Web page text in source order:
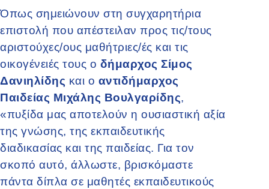
Όπως σημειώνουν στη συγχαρητήρια
επιστολή που απέστειλαν προς τις/τους
αριστούχες/ους μαθήτριες/ές και τις
οικογένειές τους ο δήμαρχος Σίμος
Δανιηλίδης και ο αντιδήμαρχος
Παιδείας Μιχάλης Βουλγαρίδης,
«πυξίδα μας αποτελούν η ουσιαστική αξία
της γνώσης, της εκπαιδευτικής
διαδικασίας και της παιδείας. Για τον
σκοπό αυτό, άλλωστε, βρισκόμαστε
πάντα δίπλα σε μαθητές εκπαιδευτικούς